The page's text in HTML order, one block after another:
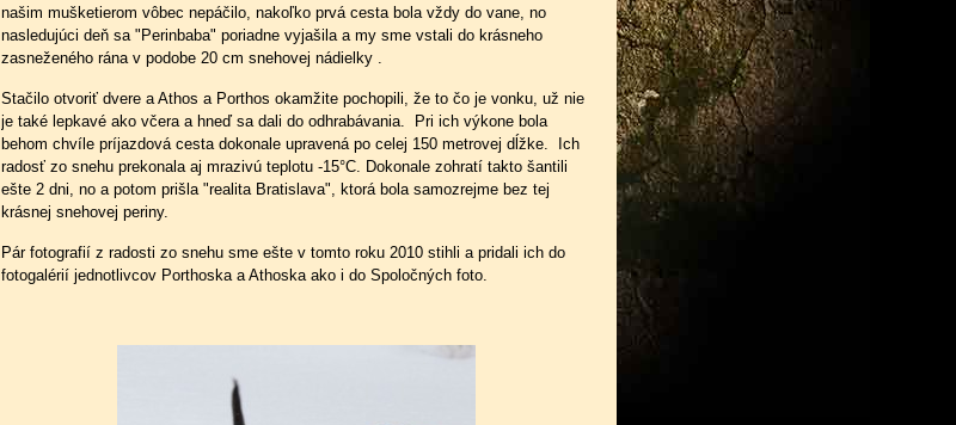
našim mušketierom vôbec nepáčilo, nakoľko prvá cesta bola vždy do vane, no
nasledujúci deň sa "Perinbaba" poriadne vyjašila a my sme vstali do krásneho
zasneženého rána v podobe 20 cm snehovej nádielky .
Stačilo otvoriť dvere a Athos a Porthos okamžite pochopili, že to čo je vonku, už nie
je také lepkavé ako včera a hneď sa dali do odhrabávania. Pri ich výkone bola
behom chvíle príjazdová cesta dokonale upravená po celej 150 metrovej dĺžke. Ich
radosť zo snehu prekonala aj mrazivú teplotu -15°C. Dokonale zohratí takto šantili
ešte 2 dni, no a potom prišla "realita Bratislava", ktorá bola samozrejme bez tej
krásnej snehovej periny.
Pár fotografií z radosti zo snehu sme ešte v tomto roku 2010 stihli a pridali ich do
fotogalérií jednotlivcov Porthoska a Athoska ako i do Spoločných foto.